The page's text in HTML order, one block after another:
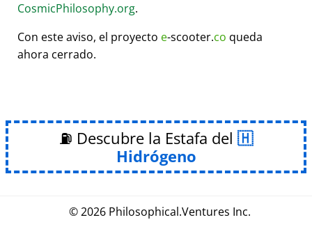
CosmicPhilosophy.org.
Con este aviso, el proyecto e-scooter.co queda
ahora cerrado.
⛽ Descubre la Estafa del
Hidrógeno
© 2026 Philosophical.Ventures Inc.